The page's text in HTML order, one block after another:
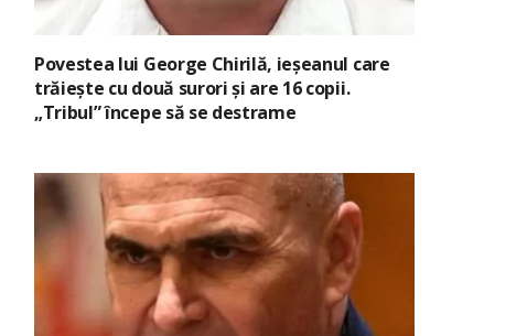
Povestea lui George Chirilă, ieșeanul care
trăiește cu două surori și are 16 copii.
„Tribul” începe să se destrame